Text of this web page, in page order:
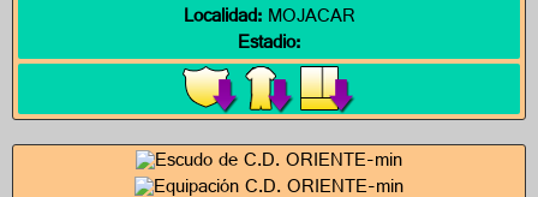
Localidad:MOJACAR
Estadio: